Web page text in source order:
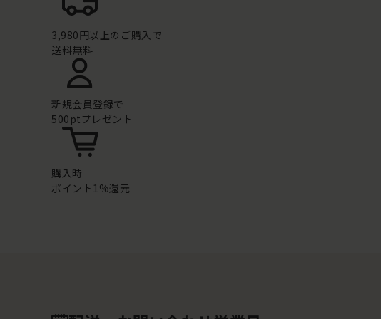
3,980円以上のご購入で
送料無料
新規会員登録で
500ptプレゼント
購入時
ポイント1%還元